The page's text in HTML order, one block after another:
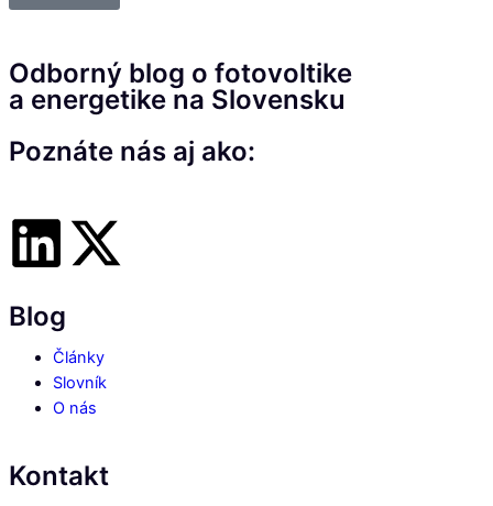
Odborný blog o fotovoltike
a energetike na Slovensku
Poznáte nás aj ako:
Blog
Články
Slovník
O nás
Kontakt